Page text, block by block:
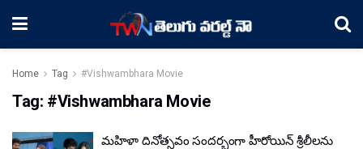
Home Tag #Vishwambhara Movie
Tag: #Vishwambhara Movie
మ‌హిళా దినోత్స‌వం సంద‌ర్భంగా హీరోయిన్ శ్రీలీల‌ను